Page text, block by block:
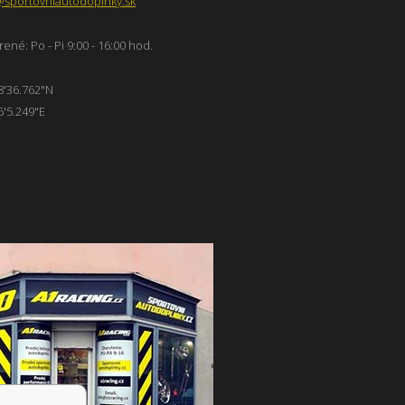
Po - Pi 9:00 - 16:00 hod.